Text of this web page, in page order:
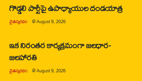
గొడ్డలి పార్టీపై ఉపాధ్యాయుల దండయాత్ర
చైతన్యరధం @August 9, 2026
ఇక నిరంతర కార్యక్రమంగా జలధార-
జలహారతి
చైతన్యరధం @August 9, 2026